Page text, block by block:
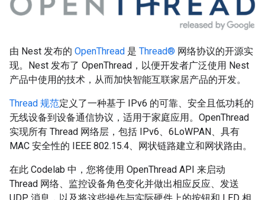
由 Nest 发布的 OpenThread 是 Thread® 网络协议的开源实
现。Nest 发布了 OpenThread，以便开发者广泛使用 Nest
产品中使用的技术，从而加快智能互联家居产品的开发。
Thread 规范定义了一种基于 IPv6 的可靠、安全且低功耗的
无线设备到设备通信协议，适用于家庭应用。OpenThread
实现所有 Thread 网络层，包括 IPv6、6LoWPAN、具有
MAC 安全性的 IEEE 802.15.4、网状链路建立和网状路由。
在此 Codelab 中，您将使用 OpenThread API 来启动
Thread 网络、监控设备角色变化并做出相应反应、发送